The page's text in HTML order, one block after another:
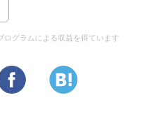
れまでの公共を中心とした考
非営利組織へと拡大し、それ
パッケージが検討されるよう
定や運営に関するガバナンス
多様なセクター間の連携や企
ログラムによる収益を得ています